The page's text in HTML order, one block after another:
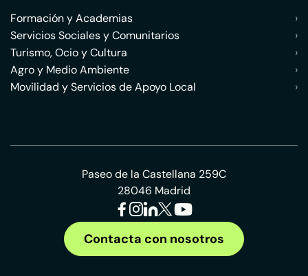
Formación y Academias
›
Servicios Sociales y Comunitarios
›
Turismo, Ocio y Cultura
›
Agro y Medio Ambiente
›
Movilidad y Servicios de Apoyo Local
›
Paseo de la Castellana 259C
28046 Madrid
Contacta con nosotros